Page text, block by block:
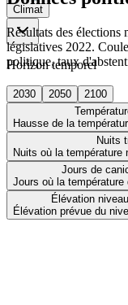
Climat
Horizon temporel
2030 2050
2100
Hausse de la
Nuits
Nuits où la température
Jours de
Jours où la température
Élévation
Élévation prévue du
Résultats des élections
législatives 2022.
politique, taux